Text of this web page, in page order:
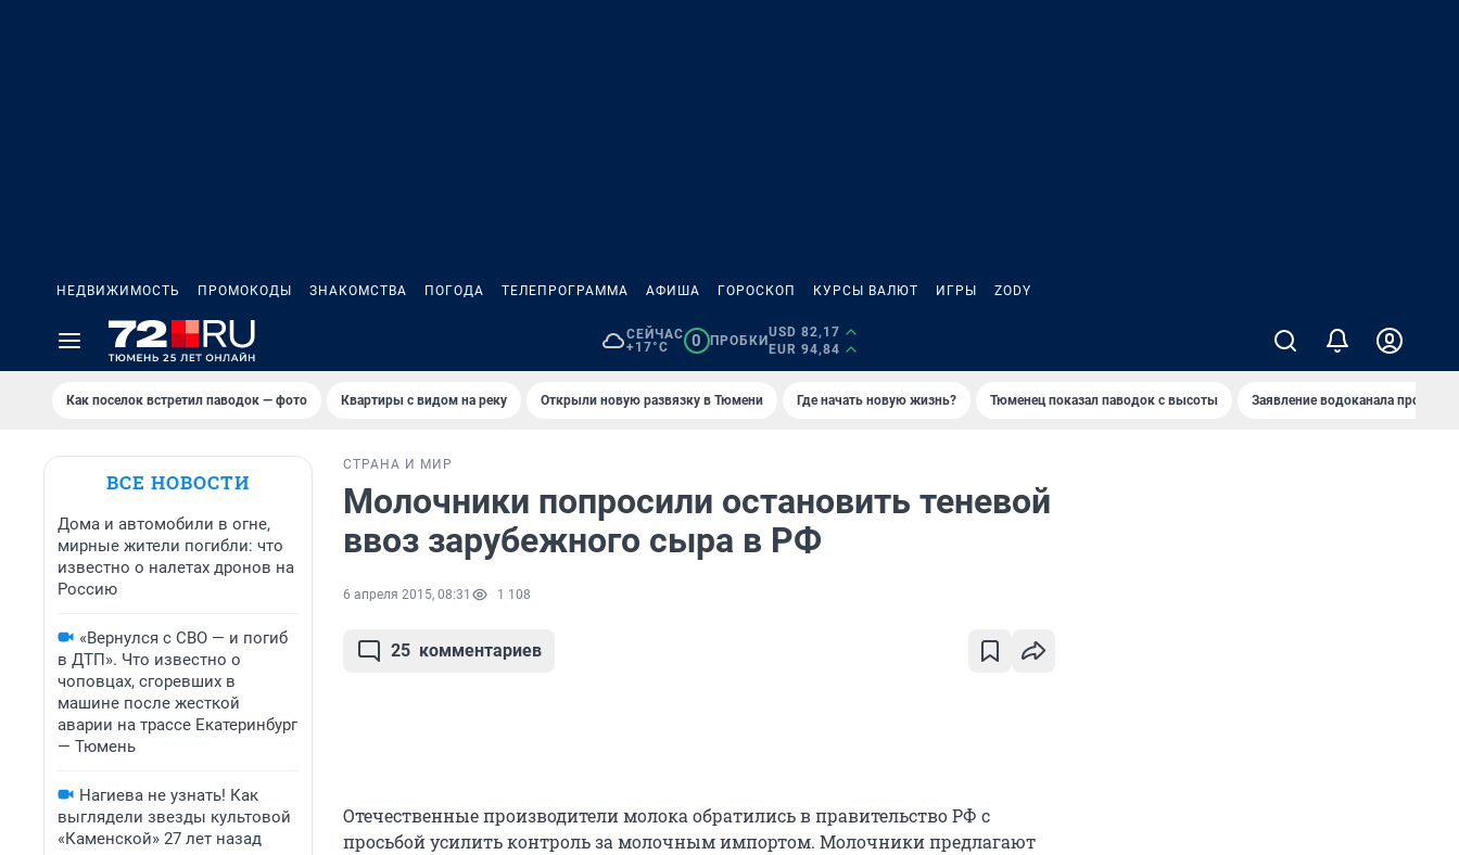
НЕДВИЖИМОСТЬ ПРОМОКОДЫ ЗНАКОМСТВА ПОГОДА ТЕЛЕПРОГРАММА АФИША ГОРОСКОП КУРСЫ ВАЛЮТ ИГРЫ ZODY
СЕЙЧАС
+17°C
0 ПРОБКИ
USD 82,17
EUR 94,84
Как поселок встретил паводок — фото Квартиры с видом на реку Открыли новую развязку в Тюмени Где начать новую жизнь? Тюменец показал паводок с высоты Заявление водоканала про
ВСЕ НОВОСТИ
Дома и автомобили в огне,
мирные жители погибли: что
известно о налетах дронов на
Россию
«Вернулся с СВО — и погиб
в ДТП». Что известно о
чоповцах, сгоревших в
машине после жесткой
аварии на трассе Екатеринбург
— Тюмень
Нагиева не узнать! Как
выглядели звезды культовой
«Каменской» 27 лет назад
СТРАНА И МИР
Молочники попросили остановить теневой
ввоз зарубежного сыра в РФ
6 апреля 2015, 08:31 1 108
25 комментариев
Отечественные производители молока обратились в правительство РФ с
просьбой усилить контроль за молочным импортом. Молочники предлагают